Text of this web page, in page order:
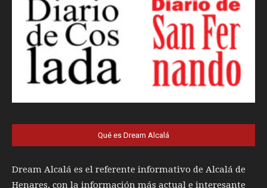
Qué es Dream Alcalá
Dream Alcalá es el referente informativo de Alcalá de
Henares, con la información más actual e interesante